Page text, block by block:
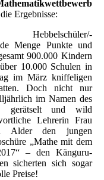
Ergebnisse:
Menge Punkte und
900.000 Kindern
10.000 Schulen in
im März kniffeligen
Doch nicht nur
im Namen des
gerätselt und wild
Lehrerin Frau
Alder den jungen
„Mathe mit dem
– den Känguru-
sicherten sich sogar
Preise!